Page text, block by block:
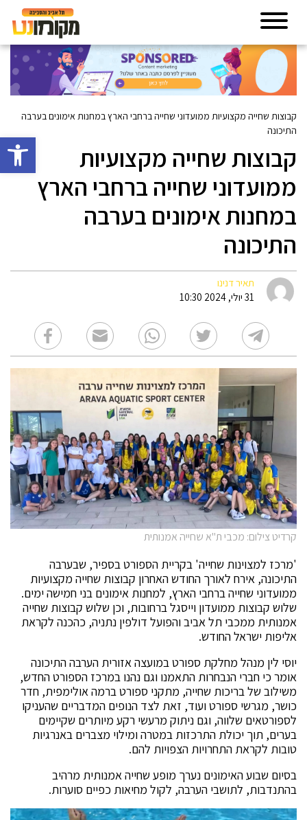
פתח
קבוצות שחייה מקצועיות ממועדוני שחייה ברחבי הארץ במחנות אימונים בערבה
התיכונה
קבוצות שחייה מקצועיות
ממועדוני שחייה ברחבי הארץ
במחנות אימונים בערבה
התיכונה
תאיר דנינו
31 יולי, 2024 10:30
קרדיט צילום: מכבי ת"א שחייה אמנותית
'מרכז למצוינות שחייה' בקריית הספורט בספיר, שבערבה
התיכונה, אירח לאורך החודש האחרון קבוצות שחייה מקצועיות
ממועדוני שחייה ברחבי הארץ, למחנות אימונים בני חמישה ימים.
שלוש קבוצות ממועדון וייסגל ברחובות, וכן שלוש קבוצות שחייה
אמנותית ממכבי תל אביב והפועל דולפין נתניה, כהכנה לקראת
אליפות ישראל החודש.
יוסי לין מנהל מחלקת ספורט במועצה אזורית הערבה התיכונה
אומר כי חברי הנבחרות התאמנו וגם נהנו במרכז הספורט החדש,
משילוב של בריכות שחייה, מתקני ספורט ברמה אולימפית, חדר
כושר, מגרשי ספורט ועוד, זאת לצד הנופים המדבריים שהעניקו
לספורטאים שלווה, וגם ניתוק מרעשי רקע מיותרים שקיימים
בערים, תוך יכולת התרכזות במטרה ומילוי מצברים באנרגיות
טובות לקראת התחרויות הצפויות להם.
בסיום שבוע האימונים נערך מופע שחייה אמנותית מרהיב
בהתנדבות, לתושבי הערבה, לקול מחיאות כפיים סוערות.